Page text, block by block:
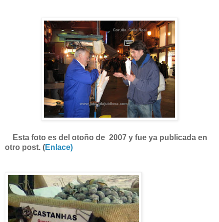
Esta foto es del otoño de 2007 y fue ya publicada en
otro post. (Enlace)